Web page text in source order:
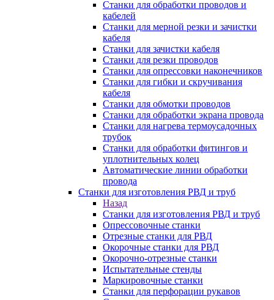
Станки для обработки проводов и
кабелей
Станки для мерной резки и зачистки
кабеля
Станки для зачистки кабеля
Станки для резки проводов
Станки для опрессовки наконечников
Станки для гибки и скручивания
кабеля
Станки для обмотки проводов
Станки для обработки экрана провода
Станки для нагрева термоусадочных
трубок
Станки для обработки фитингов и
уплотнительных колец
Автоматические линии обработки
провода
Станки для изготовления РВД и труб
Назад
Станки для изготовления РВД и труб
Опрессовочные станки
Отрезные станки для РВД
Окорочные станки для РВД
Окорочно-отрезные станки
Испытательные стенды
Маркировочные станки
Станки для перфорации рукавов